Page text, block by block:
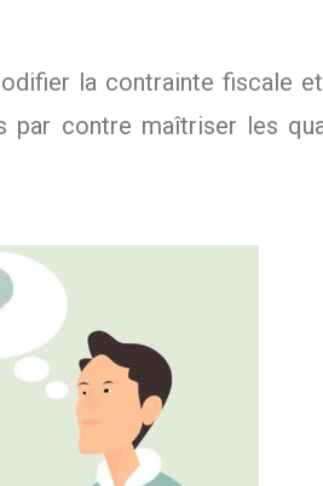
la contrainte fiscale
par contre maîtriser les